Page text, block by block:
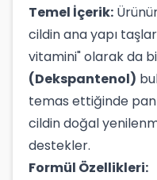
Temel İçerik:
cildin ana yapı
vitamini" olarak da
(Dekspantenol)
temas ettiğinde
cildin doğal
destekler.
Formül Özellikleri: